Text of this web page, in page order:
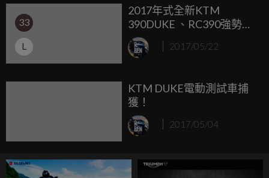
33
L
2017年式全新KTM
390DUKE 、RC390強勢登
台。首屆KTM
DUKEHANA金卡納活動圓
2017/05/22
KTM DUKE電動測試車捕
獲！
2017/05/04